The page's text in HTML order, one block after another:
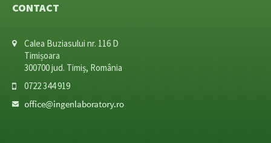
CONTACT
Calea Buziasului nr. 116 D
Timișoara
300700 jud. Timiș, România
0722 344 919